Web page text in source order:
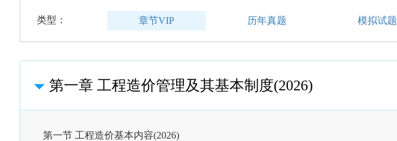
类型： 章节VIP 历年真题 模拟试题
第一章 工程造价管理及其基本制度(2026)
第一节 工程造价基本内容(2026)